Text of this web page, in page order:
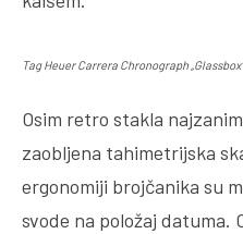
Tag Heuer Carrera Chronograph
Osim retro stakla
zaobljena tahimetrijska
ergonomiji brojčanika su
svode na položaj datuma.